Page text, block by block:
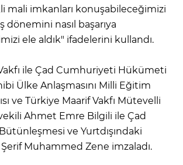
mali imkanları konuşabileceğimizi
dönemini nasıl başarıya
ele aldık" ifadelerini kullandı.
ile Çad Cumhuriyeti Hükümeti
Ülke Anlaşmasını Milli Eğitim
ve Türkiye Maarif Vakfı Mütevelli
Ahmet Emre Bilgili ile Çad
ve Yurtdışındaki
Şerif Muhammed Zene imzaladı.